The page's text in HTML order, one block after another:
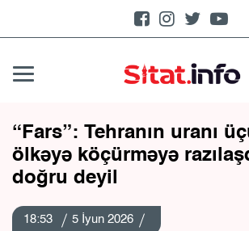
“Fars”: Tehranın uranı
ölkəyə köçürməyə
doğru deyil
18:53 5 İyun 2026